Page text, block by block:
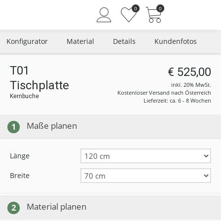
Angemeldet bleiben
0 0
Konfigurator Material Details Kundenfotos
T01
Tischplatte
Kernbuche
€ 525,00
inkl. 20% MwSt.
Kostenloser Versand nach Österreich
Lieferzeit: ca. 6 - 8 Wochen
1 Maße planen
Länge
Breite
2 Material planen